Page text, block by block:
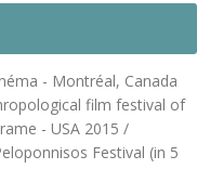
- Montréal, Canada
film festival of
- USA 2015 /
Festival (in 5